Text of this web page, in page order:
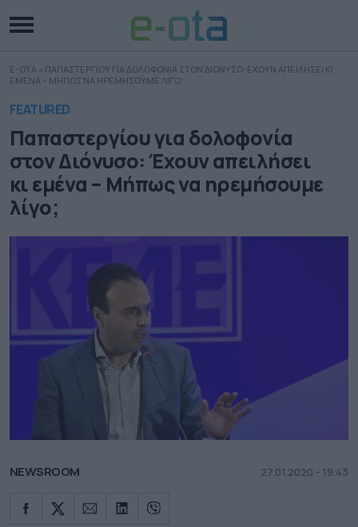
E-OTA » ΠΑΠΑΣΤΕΡΓΙΟΥ ΓΙΑ ΔΟΛΟΦΟΝΙΑ ΣΤΟΝ ΔΙΟΝΥΣΟ: ΕΧΟΥΝ ΑΠΕΙΛΗΣΕΙ ΚΙ
ΕΜΕΝΑ – ΜΗΠΩΣ ΝΑ ΗΡΕΜΗΣΟΥΜΕ ΛΙΓΟ;
FEATURED
Παπαστεργίου για δολοφονία
στον Διόνυσο: Έχουν απειλήσει
κι εμένα – Μήπως να ηρεμήσουμε
λίγο;
NEWSROOM 27.01.2020 - 19.43